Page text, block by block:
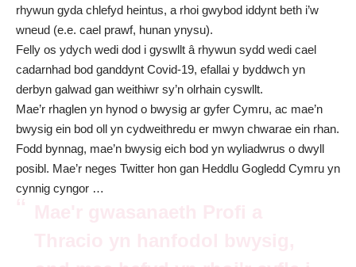
rhywun gyda chlefyd heintus, a rhoi gwybod iddynt beth i’w
wneud (e.e. cael prawf, hunan ynysu).
Felly os ydych wedi dod i gyswllt â rhywun sydd wedi cael
cadarnhad bod ganddynt Covid-19, efallai y byddwch yn
derbyn galwad gan weithiwr sy’n olrhain cyswllt.
Mae’r rhaglen yn hynod o bwysig ar gyfer Cymru, ac mae’n
bwysig ein bod oll yn cydweithredu er mwyn chwarae ein rhan.
Fodd bynnag, mae’n bwysig eich bod yn wyliadwrus o dwyll
posibl. Mae’r neges Twitter hon gan Heddlu Gogledd Cymru yn
cynnig cyngor …